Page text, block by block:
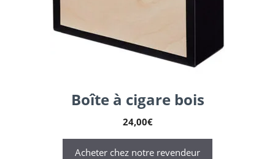
Boîte à cigare bois
24,00€
Acheter chez notre revendeur